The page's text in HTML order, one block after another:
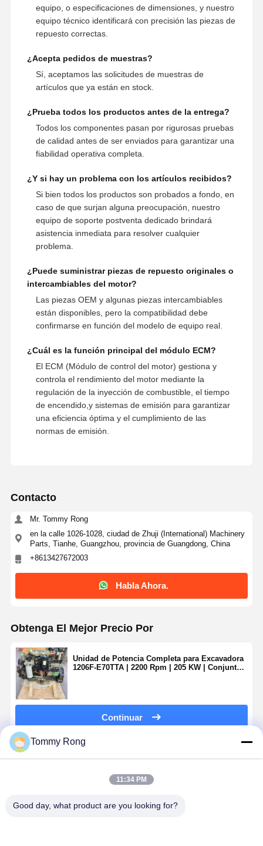
equipo, o especificaciones de dimensiones, y nuestro
equipo técnico identificará con precisión las piezas de
repuesto correctas.
¿Acepta pedidos de muestras?
Sí, aceptamos las solicitudes de muestras de
artículos que ya están en stock.
¿Prueba todos los productos antes de la entrega?
Todos los componentes pasan por rigurosas pruebas
de calidad antes de ser enviados para garantizar una
fiabilidad operativa completa.
¿Y si hay un problema con los artículos recibidos?
Si bien todos los productos son probados a fondo, en
caso de que surjan alguna preocupación, nuestro
equipo de soporte postventa dedicado brindará
asistencia inmediata para resolver cualquier
problema.
¿Puede suministrar piezas de repuesto originales o
intercambiables del motor?
Las piezas OEM y algunas piezas intercambiables
están disponibles, pero la compatibilidad debe
confirmarse en función del modelo de equipo real.
¿Cuál es la función principal del módulo ECM?
El ECM (Módulo de control del motor) gestiona y
controla el rendimiento del motor mediante la
regulación de la inyección de combustible, el tiempo
de encendido,y sistemas de emisión para garantizar
una eficiencia óptima y el cumplimiento de las
normas de emisión.
Contacto
Mr. Tommy Rong
en la calle 1026-1028, ciudad de Zhuji (International) Machinery
Parts, Tianhe, Guangzhou, provincia de Guangdong, China
+8613427672003
Habla Ahora.
Obtenga El Mejor Precio Por
Unidad de Potencia Completa para Excavadora
1206F-E70TTA | 2200 Rpm | 205 KW | Conjunto
Continuar
Productos Recomendados
Tommy Rong
11:34 PM
Good day, what product are you looking for?